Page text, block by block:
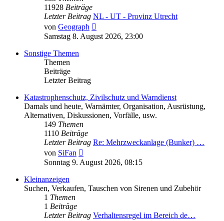
11928 Beiträge
Letzter Beitrag NL - UT - Provinz Utrecht
von Geograph
Beitrag
Samstag 8. August 2026, 23:00
Sonstige Themen
Themen
Beiträge
Letzter Beitrag
Katastrophenschutz, Zivilschutz und Warndienst
Damals und heute, Warnämter, Organisation, Ausrüstung,
Alternativen, Diskussionen, Vorfälle, usw.
149 Themen
1110 Beiträge
Letzter Beitrag Re: Mehrzweckanlage (Bunker) …
von SiFan
Beitrag
Sonntag 9. August 2026, 08:15
Kleinanzeigen
Suchen, Verkaufen, Tauschen von Sirenen und Zubehör
1 Themen
1 Beiträge
Letzter Beitrag Verhaltensregel im Bereich de…